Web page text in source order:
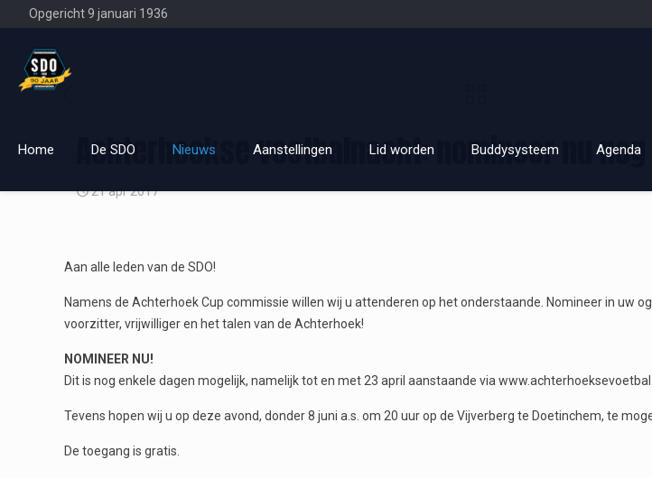
Opgericht 9 januari 1936
Home De SDO Nieuws Aanstellingen Lid worden Buddysysteem Agenda
Achterhoekse voetbalnacht: nomineer nu
21 apr 2017
Aan alle leden van de SDO!
Namens de Achterhoek Cup commissie willen wij u attenderen op het onderstaande. Nomineer in uw
voorzitter, vrijwilliger en het talen van de Achterhoek!
NOMINEER NU!
Dit is nog enkele dagen mogelijk, namelijk tot en met 23 april aanstaande via
Tevens hopen wij u op deze avond, donder 8 juni a.s. om 20 uur op de Vijverberg te Doetinchem, te
De toegang is gratis.